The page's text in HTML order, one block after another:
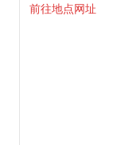
前往地点网址